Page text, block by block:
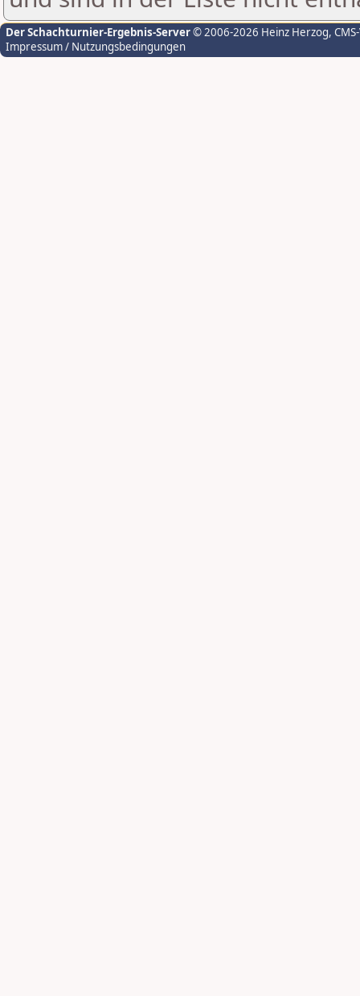
Der Schachturnier-Ergebnis-Server© 2006-2026 Heinz Herzog,
Impressum / Nutzungsbedingungen